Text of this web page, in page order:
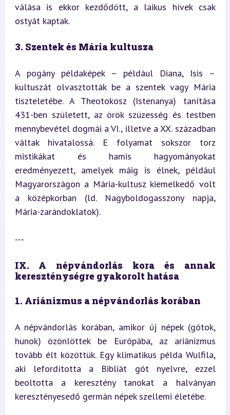
válása is ekkor kezdődött, a laikus hívek csak
ostyát kaptak.
3. Szentek és Mária kultusza
A pogány példaképek – például Diana, Isis –
kultuszát olvasztották be a szentek vagy Mária
tiszteletébe. A Theotokosz (Istenanya) tanítása
431-ben született, az örök szüzesség és testben
mennybevétel dogmái a VI., illetve a XX. században
váltak hivatalossá. E folyamat sokszor torz
mistikákat és hamis hagyományokat
eredményezett, amelyek máig is élnek, például
Magyarországon a Mária-kultusz kiemelkedő volt
a középkorban (ld. Nagyboldogasszony napja,
Mária-zarándoklatok).
---
IX. A népvándorlás kora és annak
kereszténységre gyakorolt hatása
1. Ariánizmus a népvándorlás korában
A népvándorlás korában, amikor új népek (gótok,
hunok) özönlöttek be Európába, az ariánizmus
tovább élt közöttük. Egy klimatikus példa Wulfila,
aki lefordította a Bibliát gót nyelvre, ezzel
beoltotta a keresztény tanokat a halványan
keresztényesedő germán népek szellemi életébe.